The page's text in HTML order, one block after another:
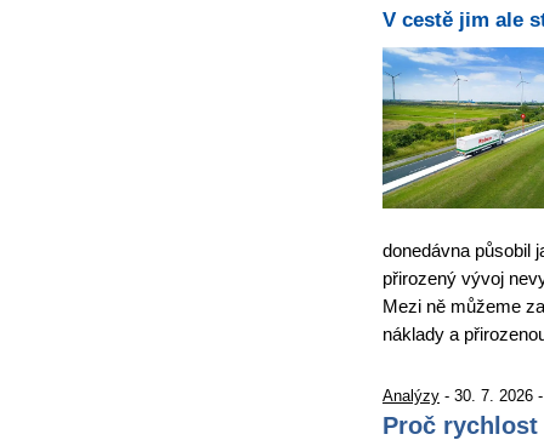
V cestě jim ale
donedávna působil
přirozený vývoj
Mezi ně můžeme
náklady a
Analýzy - 30. 7. 2026
Proč rychlost